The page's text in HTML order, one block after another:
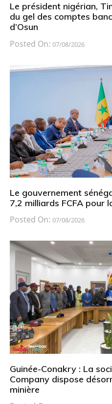
Le président nigérian,
du gel des comptes
d’Osun
Posted On: 07/08/2026
Le gouvernement
7,2 milliards FCFA pour
Posted On: 07/08/2026
Guinée-Conakry : La
Company dispose
minière